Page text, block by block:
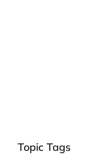
Topic Tags